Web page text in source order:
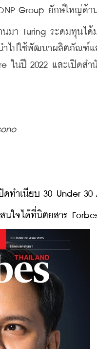
Group ยักษ์ใหญ่ด้า
Turing ระดมทุนได้ม
ำไปใช้พัฒนาผลิตภัณฑ์แ
ในปี 2022 และเปิดสำ
ดทำเนียบ 30 Under
นใจได้ที่นิตยสาร